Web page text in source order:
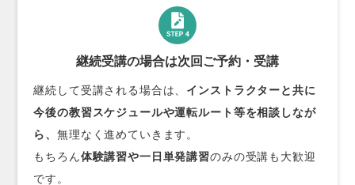
継続受講の場合は次回ご予約・受講
継続して受講される場合は、 インストラクターと共に
今後の教習スケジュールや運転ルート等を相談しなが
ら、無理なく進めていきます。
もちろん体験講習や一日単発講習のみの受講も大歓迎
です。